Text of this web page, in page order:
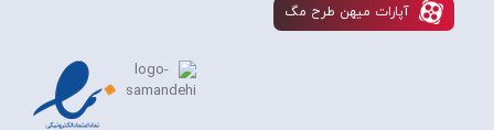
آپارات ميهن طرح مگ